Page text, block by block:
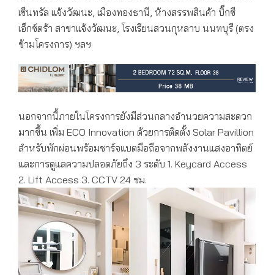
เซ็นทรัล แจ้งวัฒนะ, เมืองทองธานี, ห้างสรรพสินค้า บิ๊กซี
เอ็กซ์ตร้า สาขาแจ้งวัฒนะ, โรงเรียนสวนกุหลาบ นนทบุรี (ตรง
ข้ามโครงการ) ฯลฯ
นอกจากนี้ภายในโครงการยังมีส่วนกลางอำนวยความสะดวก
มากขึ้น เพิ่ม ECO Innovation ด้วยการติดตั้ง Solar Pavillion
สำหรับพักผ่อนพร้อมชาร์จแบตมือถือจากพลังงานแสงอาทิตย์
และการดูแลความปลอดภัยถึง 3 ระดับ 1. Keycard Access
2. Lift Access 3. CCTV 24 ชม.